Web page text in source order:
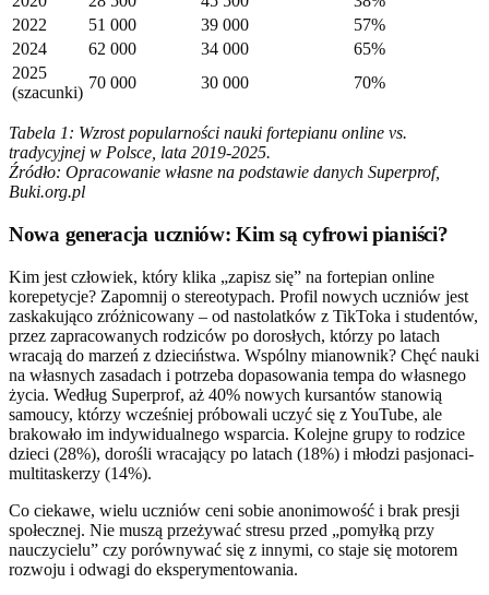
2022
51 000 39 000
57%
2024
62 000 34 000
65%
2025
(szacunki)
70 000 30 000 70%
Tabela 1: Wzrost popularności nauki fortepianu online vs.
tradycyjnej w Polsce, lata 2019-2025.
Źródło: Opracowanie własne na podstawie danych Superprof,
Buki.org.pl
Nowa generacja uczniów: Kim są cyfrowi pianiści?
Kim jest człowiek, który klika „zapisz się” na fortepian online
korepetycje? Zapomnij o stereotypach. Profil nowych uczniów jest
zaskakująco zróżnicowany – od nastolatków z TikToka i studentów,
przez zapracowanych rodziców po dorosłych, którzy po latach
wracają do marzeń z dzieciństwa. Wspólny mianownik? Chęć nauki
na własnych zasadach i potrzeba dopasowania tempa do własnego
życia. Według Superprof, aż 40% nowych kursantów stanowią
samoucy, którzy wcześniej próbowali uczyć się z YouTube, ale
brakowało im indywidualnego wsparcia. Kolejne grupy to rodzice
dzieci (28%), dorośli wracający po latach (18%) i młodzi pasjonaci-
multitaskerzy (14%).
Co ciekawe, wielu uczniów ceni sobie anonimowość i brak presji
społecznej. Nie muszą przeżywać stresu przed „pomyłką przy
nauczycielu” czy porównywać się z innymi, co staje się motorem
rozwoju i odwagi do eksperymentowania.